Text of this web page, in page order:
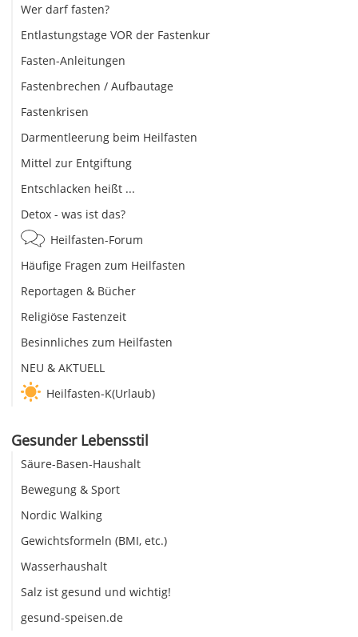
Wer darf fasten?
Entlastungstage VOR der Fastenkur
Fasten-Anleitungen
Fastenbrechen / Aufbautage
Fastenkrisen
Darmentleerung beim Heilfasten
Mittel zur Entgiftung
Entschlacken heißt ...
Detox - was ist das?
Heilfasten-Forum
Häufige Fragen zum Heilfasten
Reportagen & Bücher
Religiöse Fastenzeit
Besinnliches zum Heilfasten
NEU & AKTUELL
Heilfasten-K(Urlaub)
Gesunder Lebensstil
Säure-Basen-Haushalt
Bewegung & Sport
Nordic Walking
Gewichtsformeln (BMI, etc.)
Wasserhaushalt
Salz ist gesund und wichtig!
gesund-speisen.de